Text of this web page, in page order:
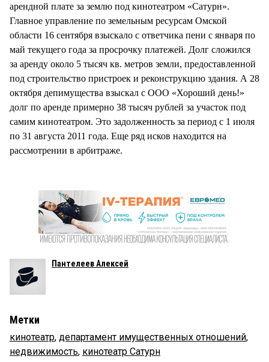
арендной плате за землю под кинотеатром «Сатурн».
Главное управление по земельным ресурсам Омской
области 16 сентября взыскало с ответчика пени с января по
май текущего года за просрочку платежей. Долг сложился
за аренду около 5 тысяч кв. метров земли, предоставленной
под строительство пристроек и реконструкцию здания. А 28
октября депимущества взыскал с ООО «Хороший день!»
долг по аренде примерно 38 тысяч рублей за участок под
самим кинотеатром. Это задолженность за период с 1 июля
по 31 августа 2011 года. Еще ряд исков находится на
рассмотрении в арбитраже.
Пантелеев Алексей
Метки
кинотеатр, департамент имущественных отношений,
недвижимость, кинотеатр Сатурн